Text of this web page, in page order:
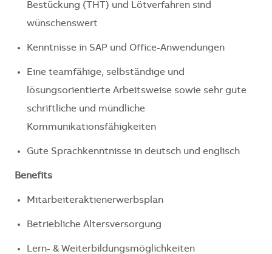
Bestückung (THT) und Lötverfahren sind
wünschenswert
Kenntnisse in SAP und Office-Anwendungen
Eine teamfähige, selbständige und
lösungsorientierte Arbeitsweise sowie sehr gute
schriftliche und mündliche
Kommunikationsfähigkeiten
Gute Sprachkenntnisse in deutsch und englisch
Benefits
Mitarbeiteraktienerwerbsplan
Betriebliche Altersversorgung
Lern- & Weiterbildungsmöglichkeiten